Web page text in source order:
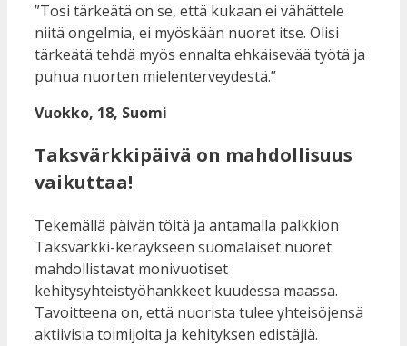
”Tosi tärkeätä on se, että kukaan ei vähättele
niitä ongelmia, ei myöskään nuoret itse. Olisi
tärkeätä tehdä myös ennalta ehkäisevää työtä ja
puhua nuorten mielenterveydestä.”
Vuokko, 18, Suomi
Taksvärkkipäivä on mahdollisuus
vaikuttaa!
Tekemällä päivän töitä ja antamalla palkkion
Taksvärkki-keräykseen suomalaiset nuoret
mahdollistavat monivuotiset
kehitysyhteistyöhankkeet kuudessa maassa.
Tavoitteena on, että nuorista tulee yhteisöjensä
aktiivisia toimijoita ja kehityksen edistäjiä.